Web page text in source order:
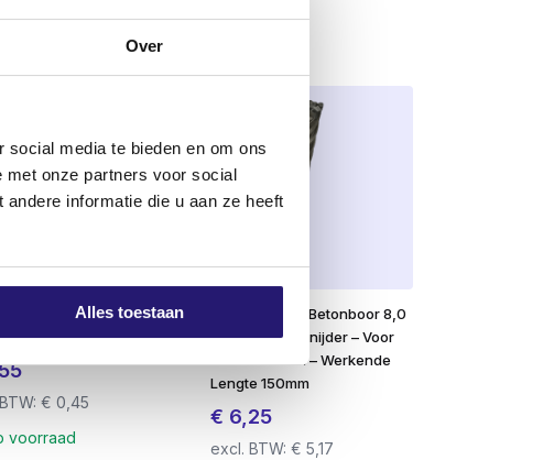
Over
media te bieden en om ons
onze partners voor social
informatie die u aan ze heeft
Alles toestaan
PZ-3 25mm
€ 0,45
voorraad
SDS-plus QX4 Betonboor 8,0
x 210mm – 4-Snijder – Voor
Beton & Steen – Werkende
Lengte 150mm
€ 6,25
excl. BTW: € 5,17